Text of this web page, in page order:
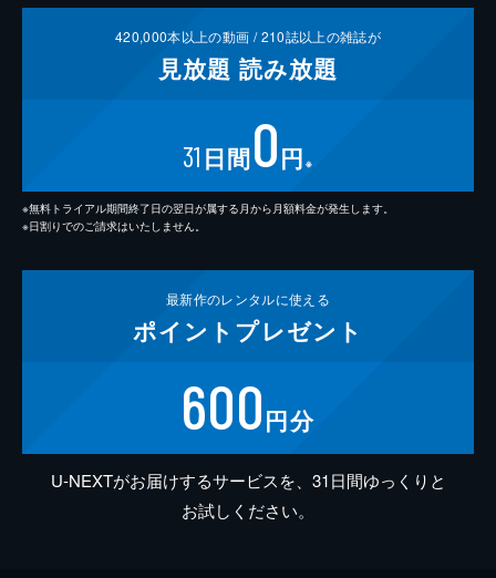
420,000本以上の動画 /210誌以上の雑誌が
見放題 読み放題
31 日間0円 ※
※無料トライアル期間終了日の翌日が属する月から月額料金が発生します。
※日割りでのご請求はいたしません。
最新作のレンタルに使える
ポイント プレゼント
600円分
U-NEXTがお届けするサービスを、31日間ゆっくりと
お試しください。